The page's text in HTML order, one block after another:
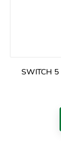
SWITCH